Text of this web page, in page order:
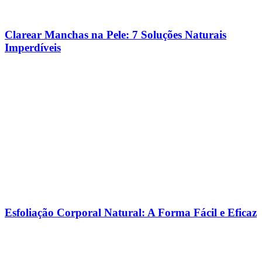
Clarear Manchas na Pele: 7 Soluções Naturais
Imperdíveis
Esfoliação Corporal Natural: A Forma Fácil e Eficaz